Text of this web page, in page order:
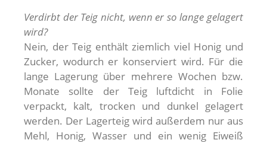
Verdirbt der Teig nicht, wenn er so lange gelagert
wird?
Nein, der Teig enthält ziemlich viel Honig und
Zucker, wodurch er konserviert wird. Für die
lange Lagerung über mehrere Wochen bzw.
Monate sollte der Teig luftdicht in Folie
verpackt, kalt, trocken und dunkel gelagert
werden. Der Lagerteig wird außerdem nur aus
Mehl, Honig, Wasser und ein wenig Eiweiß